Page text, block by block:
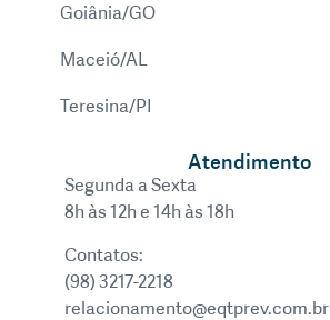
Goiânia/GO
Maceió/AL
Teresina/PI
Atendimento
Segunda a Sexta
8h às 12h e 14h às 18h
Contatos:
(98) 3217-2218
relacionamento@eqtprev.com.br